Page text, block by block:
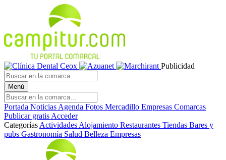
Publicidad
Menú
Portada Noticias Agenda Fotos Mercadillo Empresas Comarcas
Publicar gratis Acceder
Categorías Actividades Alojamiento Restaurantes Tiendas Bares y
pubs Gastronomía Salud Belleza Empresas